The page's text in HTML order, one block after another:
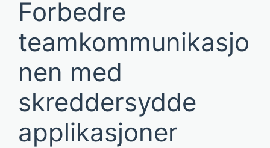
Forbedre
teamkommunikasjo
nen med
skreddersydde
applikasjoner